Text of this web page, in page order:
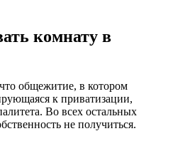
комнату в
общежитие, в котором
к приватизации,
Во всех остальных
не получиться.